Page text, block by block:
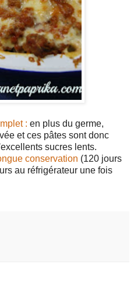
: en plus du germe,
et ces pâtes sont donc
sucres lents.
conservation (120 jours
au réfrigérateur une fois